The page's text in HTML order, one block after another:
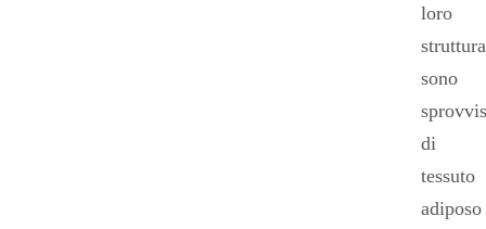
loro
struttura
sono
di
tessuto
adiposo